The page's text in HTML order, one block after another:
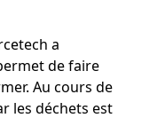
a
de faire
Au cours de
les déchets est